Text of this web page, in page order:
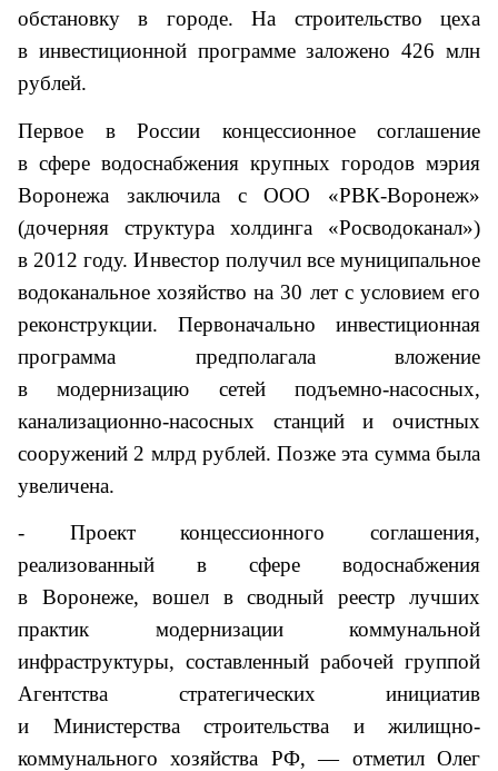
обстановку в городе. На строительство цеха
в инвестиционной программе заложено 426 млн
рублей.
Первое в России концессионное соглашение
в сфере водоснабжения крупных городов мэрия
Воронежа заключила с ООО «РВК-Воронеж»
(дочерняя структура холдинга «Росводоканал»)
в 2012 году. Инвестор получил все муниципальное
водоканальное хозяйство на 30 лет с условием его
реконструкции. Первоначально инвестиционная
программа предполагала вложение
в модернизацию сетей подъемно-насосных,
канализационно-насосных станций и очистных
сооружений 2 млрд рублей. Позже эта сумма была
увеличена.
- Проект концессионного соглашения,
реализованный в сфере водоснабжения
в Воронеже, вошел в сводный реестр лучших
практик модернизации коммунальной
инфраструктуры, составленный рабочей группой
Агентства стратегических инициатив
и Министерства строительства и жилищно-
коммунального хозяйства РФ, — отметил Олег